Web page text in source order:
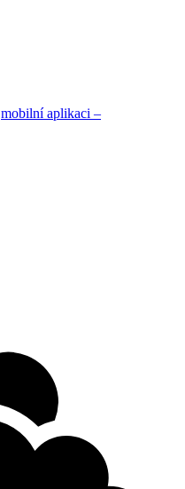
mobilní aplikaci –